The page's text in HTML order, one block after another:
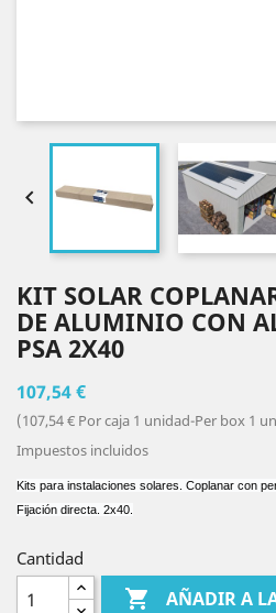

KIT SOLAR
DE ALUMINIO CON
PSA 2X40
107,54 €
(107,54 € Por caja 1 unidad-Per box 1
Impuestos incluidos
Kits para instalaciones solares. Coplanar con
Fijación directa. 2x40.
Cantidad
 AÑADIR A